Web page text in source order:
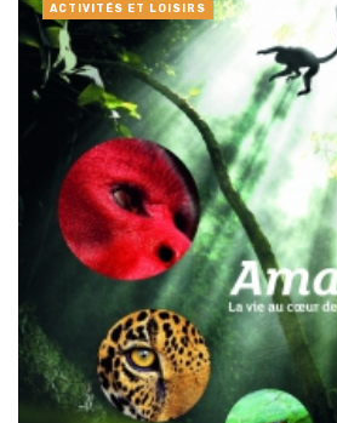
ACTIVITÉS ET LOISIRS